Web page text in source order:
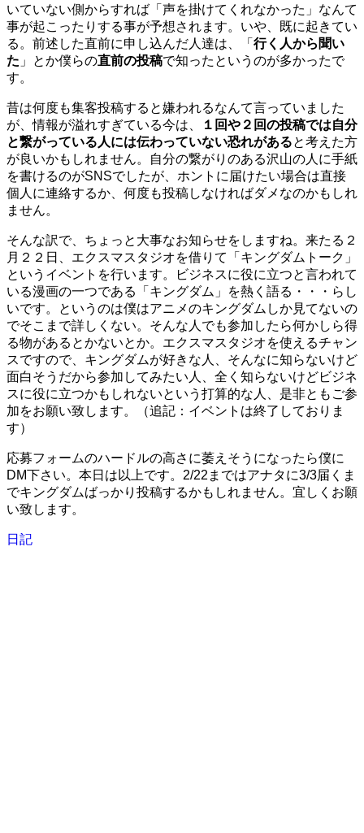
いていない側からすれば「声を掛けてくれなかった」なんて
事が起こったりする事が予想されます。いや、既に起きてい
る。前述した直前に申し込んだ人達は、「 行く人から聞い
た 」とか僕らの直前の投稿で知ったというのが多かったで
す。
昔は何度も集客投稿すると嫌われるなんて言っていました
が、情報が溢れすぎている今は、
１回や２回の投稿では自分
と繋がっている人には伝わっていない恐れがあると考えた方
が良いかもしれません。自分の繋がりのある沢山の人に手紙
を書けるのがSNSでしたが、ホントに届けたい場合は直接
個人に連絡するか、何度も投稿しなければダメなのかもしれ
ません。
そんな訳で、ちょっと大事なお知らせをしますね。来たる２
月２２日、エクスマスタジオを借りて「キングダムトーク」
というイベントを行います。ビジネスに役に立つと言われて
いる漫画の一つである「キングダム」を熱く語る・・・らし
いです。というのは僕はアニメのキングダムしか見てないの
でそこまで詳しくない。そんな人でも参加したら何かしら得
る物があるとかないとか。エクスマスタジオを使えるチャン
スですので、キングダムが好きな人、そんなに知らないけど
面白そうだから参加してみたい人、全く知らないけどビジネ
スに役に立つかもしれないという打算的な人、是非ともご参
加をお願い致します。（追記：イベントは終了しておりま
す）
応募フォームのハードルの高さに萎えそうになったら僕に
DM下さい。本日は以上です。2/22まではアナタに3/3届くま
でキングダムばっかり投稿するかもしれません。宜しくお願
い致します。
日記